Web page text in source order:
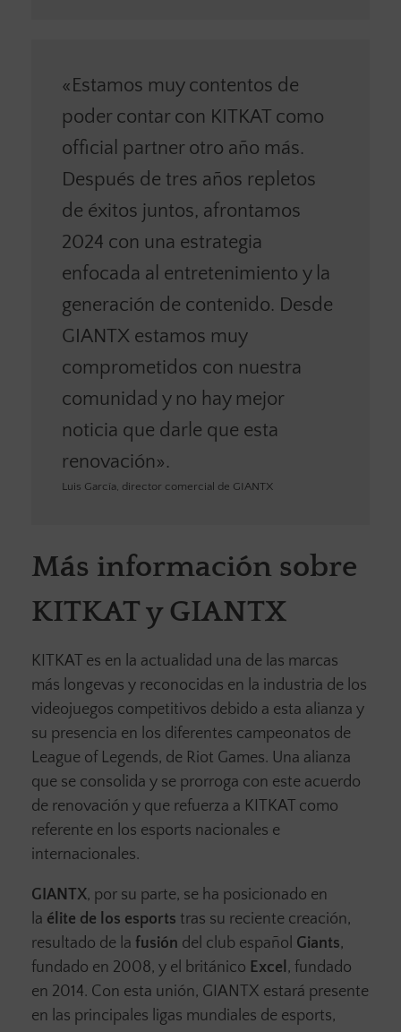
«Estamos muy contentos de
poder contar con KITKAT como
official partner otro año más.
Después de tres años repletos
de éxitos juntos, afrontamos
2024 con una estrategia
enfocada al entretenimiento y la
generación de contenido. Desde
GIANTX estamos muy
comprometidos con nuestra
comunidad y no hay mejor
noticia que darle que esta
renovación».
Luis García, director comercial de GIANTX
Más información sobre
KITKAT y GIANTX
KITKAT es en la actualidad una de las marcas
más longevas y reconocidas en la industria de los
videojuegos competitivos debido a esta alianza y
su presencia en los diferentes campeonatos de
League of Legends, de Riot Games. Una alianza
que se consolida y se prorroga con este acuerdo
de renovación y que refuerza a KITKAT como
referente en los esports nacionales e
internacionales.
GIANTX, por su parte, se ha posicionado en
la élite de los esports tras su reciente creación,
resultado de la fusión del club español Giants,
fundado en 2008, y el británico Excel, fundado
en 2014. Con esta unión, GIANTX estará presente
en las principales ligas mundiales de esports,